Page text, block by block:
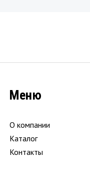
Меню
О компании
Каталог
Контакты